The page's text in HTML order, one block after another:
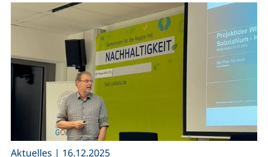
Aktuelles | 16.12.2025